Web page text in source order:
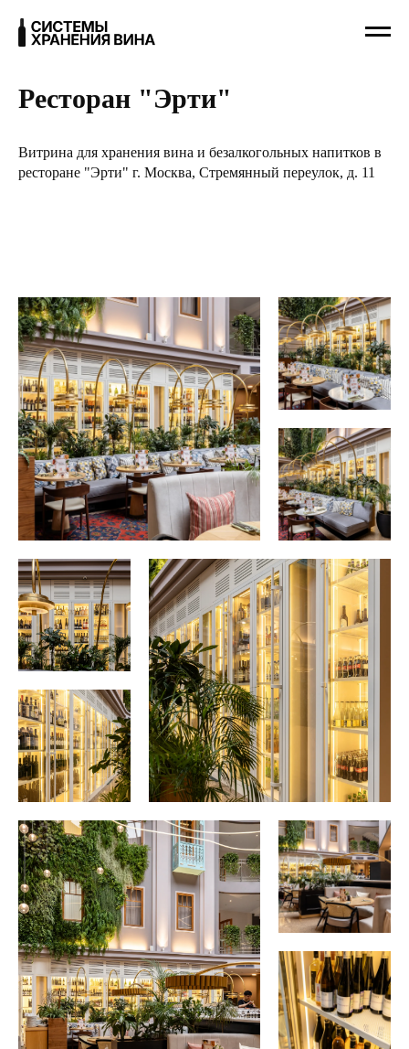
Ресторан "Эрти"
Витрина для хранения вина и безалкогольных напитков в
ресторане "Эрти" г. Москва, Стремянный переулок, д. 11